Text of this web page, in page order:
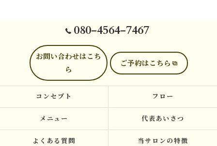
080-4564-7467
お問い合わせはこち
ら
ご予約はこちら
コンセプト フロー
メニュー 代表あいさつ
よくある質問 当サロンの特徴